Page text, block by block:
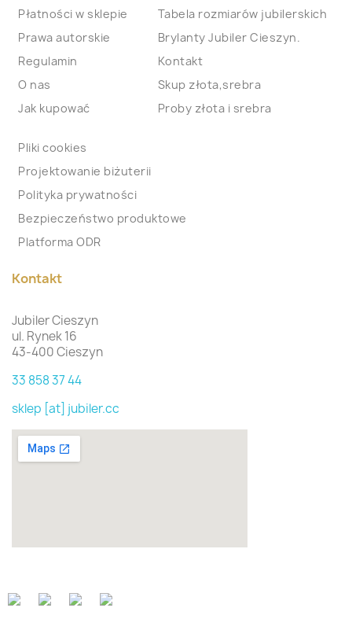
Płatności w sklepie
Prawa autorskie
Regulamin
O nas
Jak kupować
Tabela rozmiarów jubilerskich
Brylanty Jubiler Cieszyn.
Kontakt
Skup złota,srebra
Proby złota i srebra
Pliki cookies
Projektowanie biżuterii
Polityka prywatności
Bezpieczeństwo produktowe
Platforma ODR
Kontakt
Jubiler Cieszyn
ul. Rynek 16
43-400 Cieszyn
33 858 37 44
sklep [at] jubiler.cc